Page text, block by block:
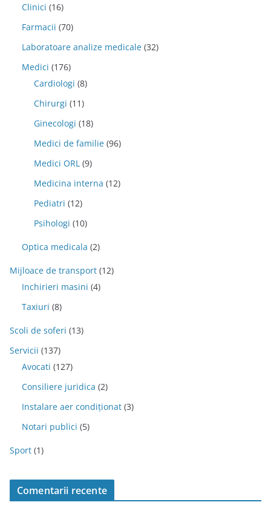
Clinici (16)
Farmacii (70)
Laboratoare analize medicale (32)
Medici (176)
Cardiologi (8)
Chirurgi (11)
Ginecologi (18)
Medici de familie (96)
Medici ORL (9)
Medicina interna (12)
Pediatri (12)
Psihologi (10)
Optica medicala (2)
Mijloace de transport (12)
Inchirieri masini (4)
Taxiuri (8)
Scoli de soferi (13)
Servicii (137)
Avocati (127)
Consiliere juridica (2)
Instalare aer condiționat (3)
Notari publici (5)
Sport (1)
Comentarii recente